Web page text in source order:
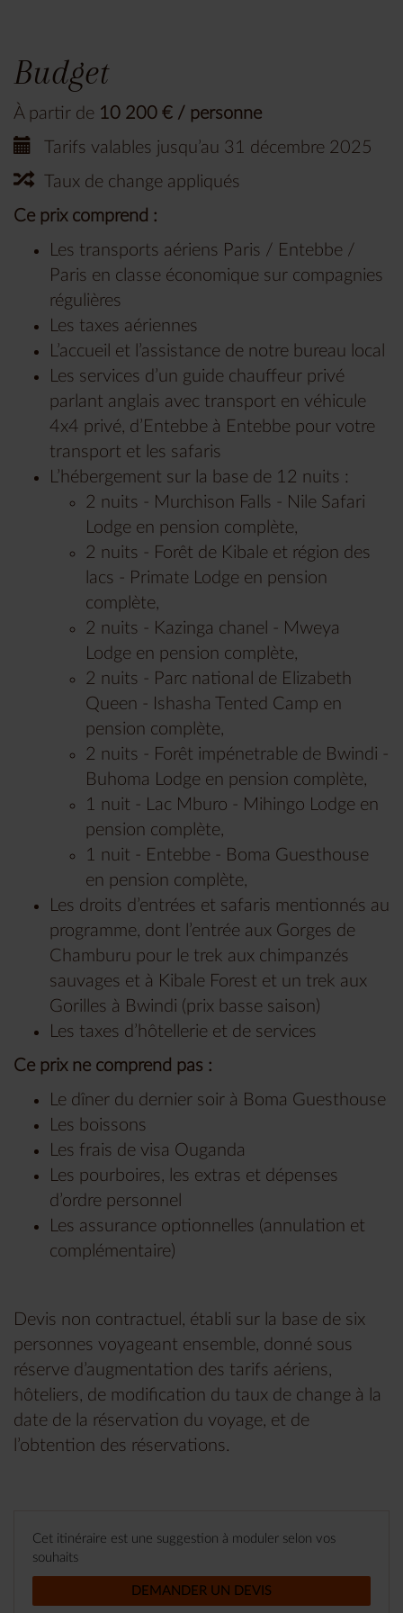
Budget
À partir de 10 200 € / personne
Tarifs valables jusqu’au 31 décembre 2025
Taux de change appliqués
Ce prix comprend :
Les transports aériens Paris / Entebbe /
Paris en classe économique sur compagnies
régulières
Les taxes aériennes
L’accueil et l’assistance de notre bureau local
Les services d’un guide chauffeur privé
parlant anglais avec transport en véhicule
4x4 privé, d’Entebbe à Entebbe pour votre
transport et les safaris
L’hébergement sur la base de 12 nuits :
2 nuits - Murchison Falls - Nile Safari
Lodge en pension complète,
2 nuits - Forêt de Kibale et région des
lacs - Primate Lodge en pension
complète,
2 nuits - Kazinga chanel - Mweya
Lodge en pension complète,
2 nuits - Parc national de Elizabeth
Queen - Ishasha Tented Camp en
pension complète,
2 nuits - Forêt impénetrable de Bwindi -
Buhoma Lodge en pension complète,
1 nuit - Lac Mburo - Mihingo Lodge en
pension complète,
1 nuit - Entebbe - Boma Guesthouse
en pension complète,
Les droits d’entrées et safaris mentionnés au
programme, dont l’entrée aux Gorges de
Chamburu pour le trek aux chimpanzés
sauvages et à Kibale Forest et un trek aux
Gorilles à Bwindi (prix basse saison)
Les taxes d’hôtellerie et de services
Ce prix ne comprend pas :
Le dîner du dernier soir à Boma Guesthouse
Les boissons
Les frais de visa Ouganda
Les pourboires, les extras et dépenses
d’ordre personnel
Les assurance optionnelles (annulation et
complémentaire)
Devis non contractuel, établi sur la base de six
personnes voyageant ensemble, donné sous
réserve d’augmentation des tarifs aériens,
hôteliers, de modification du taux de change à la
date de la réservation du voyage, et de
l’obtention des réservations.
Cet itinéraire est une suggestion à moduler selon vos
souhaits
DEMANDER UN DEVIS